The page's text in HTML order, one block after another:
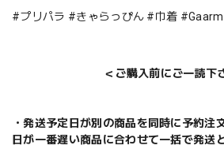
#プリパラ #きゃらっぴん #巾着
＜ご購入前にご一読下
・発送予定日が別の商品を同時に予約注
日が一番遅い商品に合わせて一括で発送